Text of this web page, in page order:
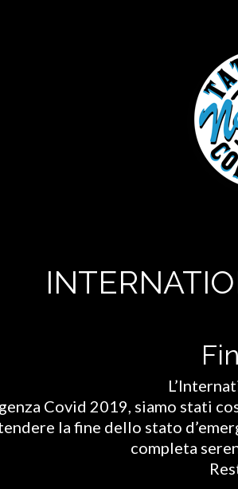
Covid 2019, siamo stati
la fine dello stato
completa